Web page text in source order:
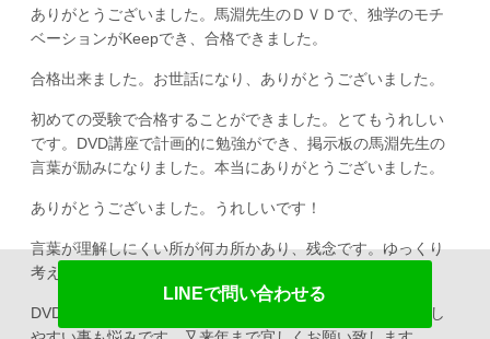
ありがとうございました。馬淵先生のＤＶＤで、独学のモチ
ベーションがKeepでき、合格できました。
合格出来ました。お世話になり、ありがとうございました。
初めての受験で合格することができました。とてもうれしい
です。DVD講座で計画的に勉強ができ、掲示板の馬淵先生の
言葉が励みになりました。本当にありがとうございました。
ありがとうございました。うれしいです！
言葉が理解しにくい所が何カ所かあり、残念です。ゆっくり
考えれば理解できました。
DVD一生懸命観たのですが、理解不足だと思います。緊張し
LINEで問い合わせる